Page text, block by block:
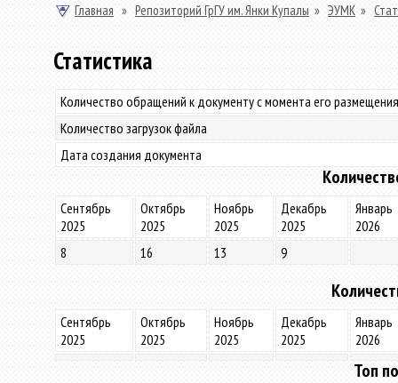
Главная » Репозиторий ГрГУ им. Янки Купалы » ЭУМК »
Статистика
Количество обращений к документу с момента его
Количество загрузок файла
Дата создания документа
Сентябрь
2025
Октябрь
2025
Ноябрь
2025
Декабрь
2025
Январь
2026
8
16 13 9
Сентябрь
2025
Октябрь
2025
Ноябрь
2025
Декабрь
2025
Январь
2026
Топ